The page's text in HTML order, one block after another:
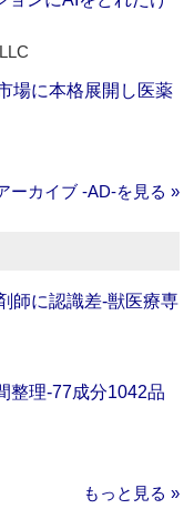
場に本格展開し医薬
ーカイブ ‐AD‐を見る »
師に認識差‐獣医療専
整理‐77成分1042品
もっと見る »